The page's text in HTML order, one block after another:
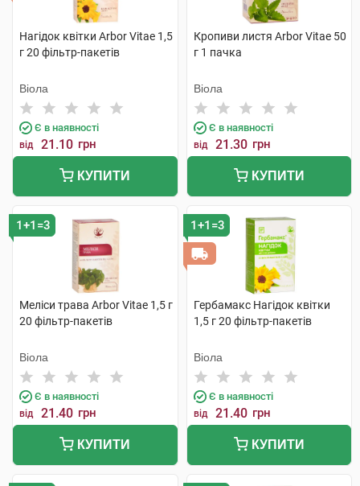
Нагідок квітки Arbor Vitae 1,5
г 20 фільтр-пакетів
Віола
Є в наявності
від 21.10 грн
КУПИТИ
Кропиви листя Arbor Vitae 50
г 1 пачка
Віола
Є в наявності
від 21.30 грн
КУПИТИ
1+1=3
Меліси трава Arbor Vitae 1,5 г
20 фільтр-пакетів
Віола
Є в наявності
від 21.40 грн
КУПИТИ
1+1=3
Гербамакс Нагідок квітки
1,5 г 20 фільтр-пакетів
Віола
Є в наявності
від 21.40 грн
КУПИТИ